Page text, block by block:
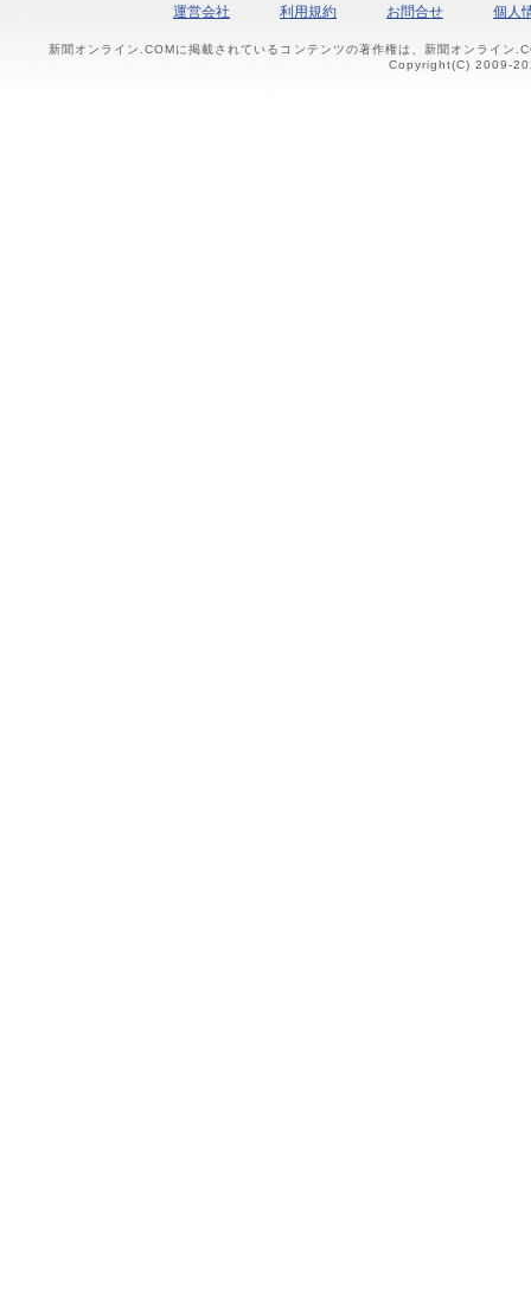
運営会社 利用規約 お問合せ 個人
新聞オンライン.COMに掲載されているコンテンツの著作権は、新聞オンライン
Copyright(C) 2009-